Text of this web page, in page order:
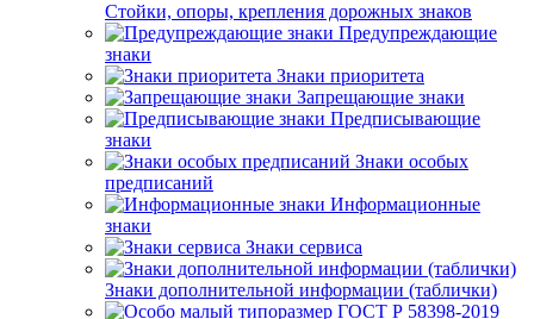
Стойки, опоры, крепления дорожных знаков
Предупреждающие
знаки
Знаки приоритета
Запрещающие знаки
Предписывающие
знаки
Знаки особых
предписаний
Информационные
знаки
Знаки сервиса
Знаки дополнительной информации (таблички)